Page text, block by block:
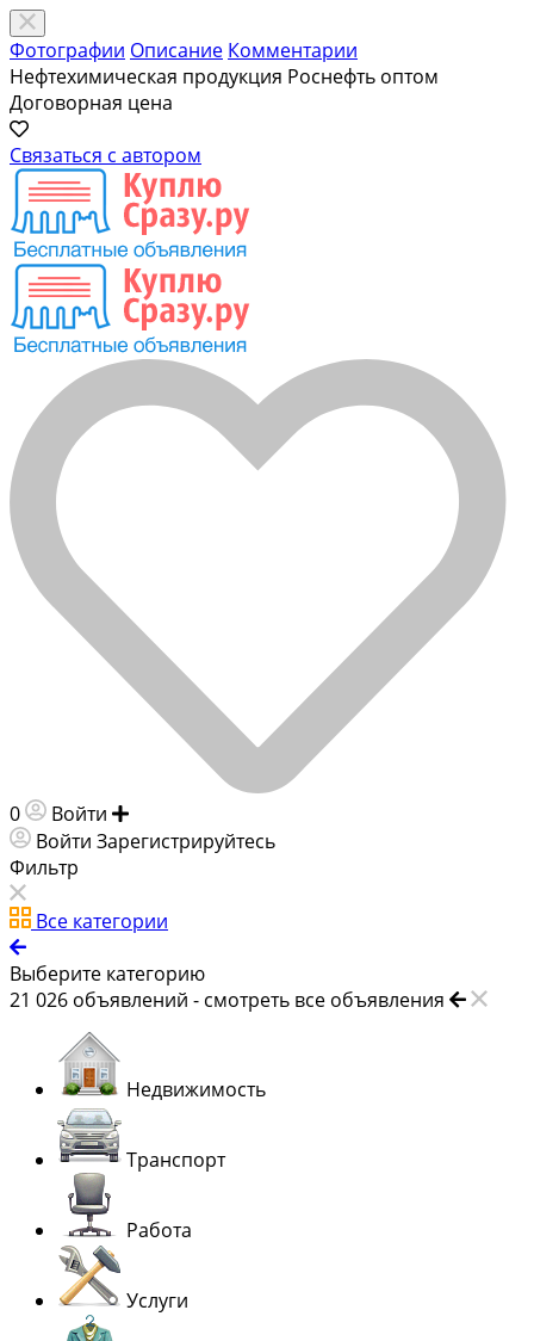
Фотографии Описание Комментарии
Нефтехимическая продукция Роснефть оптом
Договорная цена
Связаться с автором
0 Войти
Войти Зарегистрируйтесь
Фильтр
Все категории
Выберите категорию
21 026 объявлений - смотреть все объявления
Недвижимость
Транспорт
Работа
Услуги